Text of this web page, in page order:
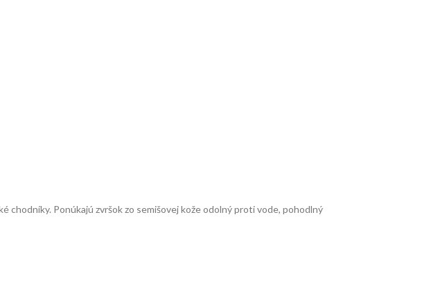
Ponúkajú zvršok zo semišovej kože odolný proti vode, pohodlný